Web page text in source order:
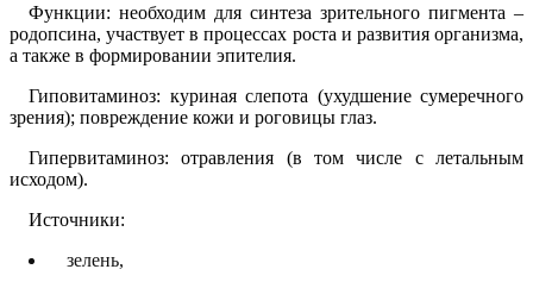
Функции: необходим для синтеза зрительного пигмента –
родопсина, участвует в процессах роста и развития организма,
а также в формировании эпителия.
Гиповитаминоз: куриная слепота (ухудшение сумеречного
зрения); повреждение кожи и роговицы глаз.
Гипервитаминоз: отравления (в том числе с летальным
исходом).
Источники:
зелень,